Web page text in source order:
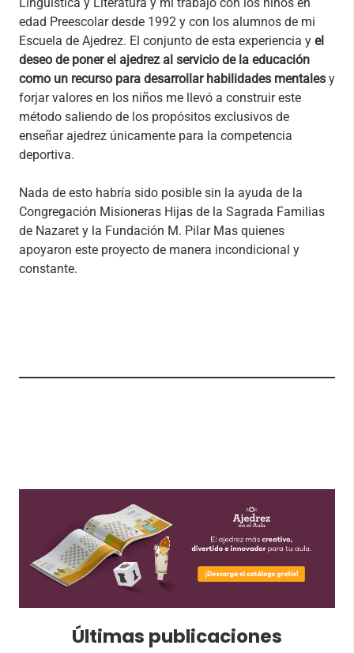
Lingüística y Literatura y mi trabajo con los niños en
edad Preescolar desde 1992 y con los alumnos de mi
Escuela de Ajedrez. El conjunto de esta experiencia y el
deseo de poner el ajedrez al servicio de la educación
como un recurso para desarrollar habilidades mentales y
forjar valores en los niños me llevó a construir este
método saliendo de los propósitos exclusivos de
enseñar ajedrez únicamente para la competencia
deportiva.
Nada de esto habría sido posible sin la ayuda de la
Congregación Misioneras Hijas de la Sagrada Familias
de Nazaret y la Fundación M. Pilar Mas quienes
apoyaron este proyecto de manera incondicional y
constante.
Últimas publicaciones